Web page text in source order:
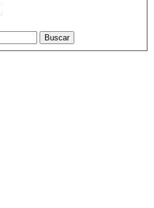
Buscar